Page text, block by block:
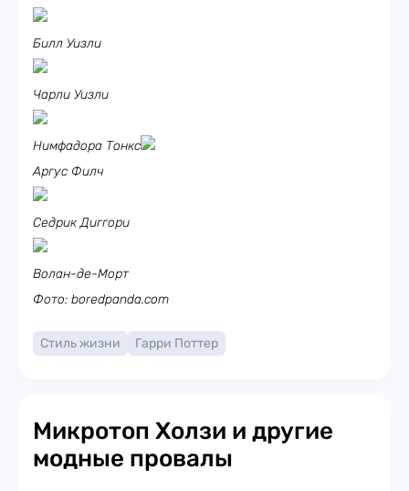
Билл Уизли
Чарли Уизли
Нимфадора Тонкс
Аргус Филч
Седрик Диггори
Волан-де-Морт
Фото: boredpanda.com
Стиль жизни Гарри Поттер
Микротоп Холзи и другие
модные провалы